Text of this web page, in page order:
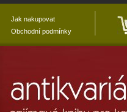
Jak nakupovat
Obchodní podmínky